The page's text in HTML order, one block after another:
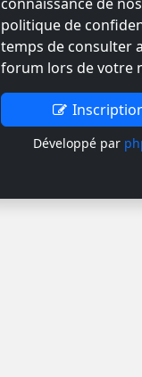
politique de
temps de consulter
forum lors de votre
Développé par